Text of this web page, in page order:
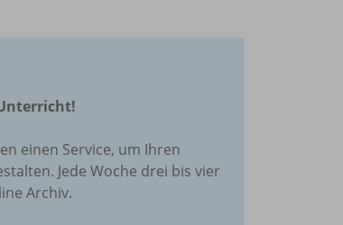
einen Service, um Ihren
Jede Woche drei bis vier
Archiv.